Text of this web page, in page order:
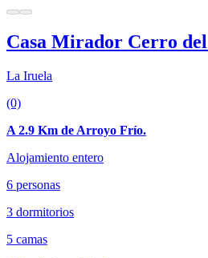
Casa Mirador Cerro
La Iruela
(0)
A 2.9 Km de Arroyo Frío.
Alojamiento entero
6 personas
3 dormitorios
5 camas